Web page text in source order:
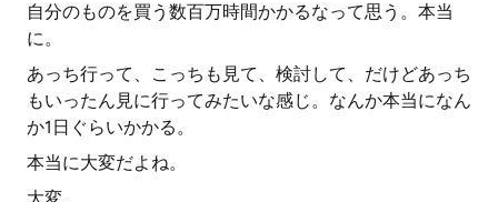
自分のものを買う数百万時間かかるなって思う。本当
に。
あっち行って、こっちも見て、検討して、だけどあっち
もいったん見に行ってみたいな感じ。なんか本当になん
か1日ぐらいかかる。
本当に大変だよね。